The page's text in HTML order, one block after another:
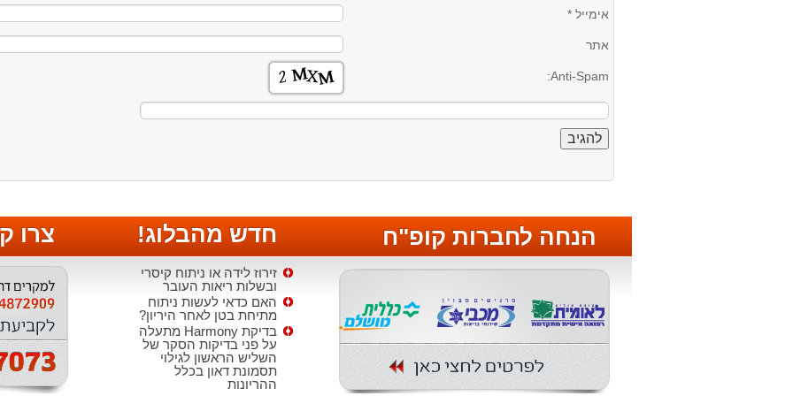
אימייל *
אתר
Anti-Spam:
צרו חדש מהבלוג!
זירוז לידה או ניתוח קיסרי
ובשלות ריאות העובר
האם כדאי לעשות ניתוח
מתיחת בטן לאחר היריון?
בדיקת Harmony מתעלה
על פני בדיקות הסקר של
השליש הראשון לגילוי
תסמונת דאון בכלל
ההריונות
הנחה לחברות קופ"ח